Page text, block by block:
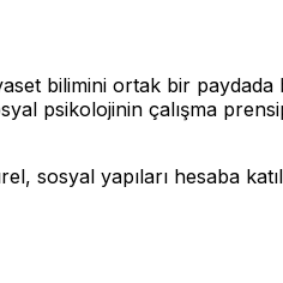
bilimini ortak bir
psikolojinin çalışma
sosyal yapıları hesaba